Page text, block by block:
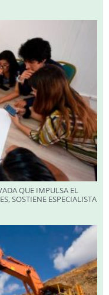
QUE IMPULSA EL
SOSTIENE ESPECIALISTA